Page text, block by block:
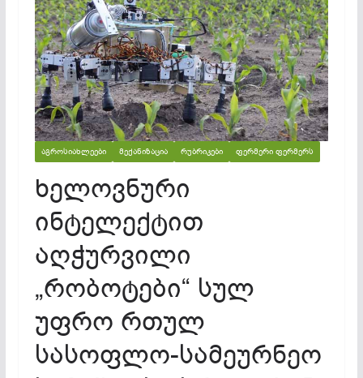
ᲐᲒᲠᲝᲡᲘᲐᲮᲚᲔᲔᲑᲘ ᲛᲔᲥᲐᲜᲘᲖᲐᲪᲘᲐ ᲠᲣᲑᲠᲘᲙᲔᲑᲘ ᲤᲔᲠᲛᲔᲠᲘ ᲤᲔᲠᲛᲔᲠᲡ
ხელოვნური
ინტელექტით
აღჭურვილი
„რობოტები“ სულ
უფრო რთულ
სასოფლო-სამეურნეო